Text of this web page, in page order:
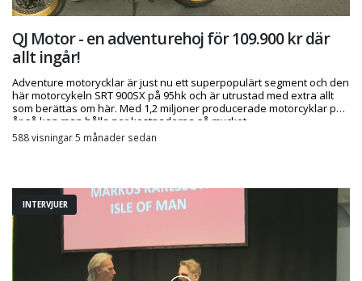
QJ Motor - en adventurehoj för 109.900 kr där
allt ingår!
Adventure motorycklar är just nu ett superpopulärt segment och den
här motorcykeln SRT 900SX på 95hk och är utrustad med extra allt
som berättas om här. Med 1,2 miljoner producerade motorcyklar per
år så kan man hålla ner kostnaderna så mycket.
588 visningar 5 månader sedan
INTERVJUER